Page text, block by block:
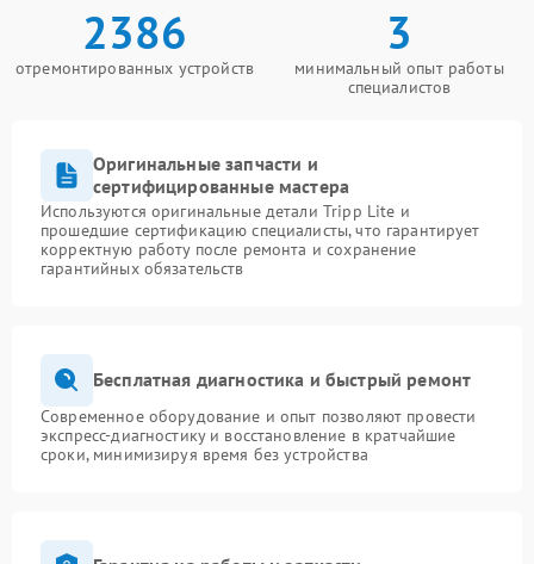
2386
отремонтированных устройств
3
минимальный опыт работы
специалистов
Оригинальные запчасти и
сертифицированные мастера
Используются оригинальные детали Tripp Lite и
прошедшие сертификацию специалисты, что гарантирует
корректную работу после ремонта и сохранение
гарантийных обязательств
Бесплатная диагностика и быстрый ремонт
Современное оборудование и опыт позволяют провести
экспресс-диагностику и восстановление в кратчайшие
сроки, минимизируя время без устройства